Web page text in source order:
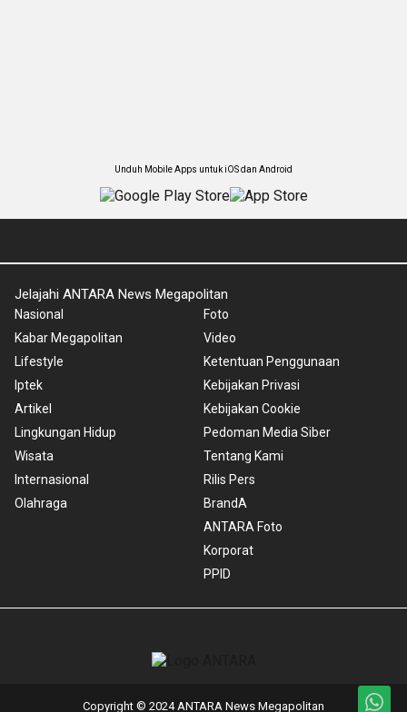
Unduh Mobile Apps untuk iOS dan Android
Jelajahi ANTARA News Megapolitan
Nasional
Kabar Megapolitan
Lifestyle
Iptek
Artikel
Lingkungan Hidup
Wisata
Internasional
Olahraga
Foto
Video
Ketentuan Penggunaan
Kebijakan Privasi
Kebijakan Cookie
Pedoman Media Siber
Tentang Kami
Rilis Pers
BrandA
ANTARA Foto
Korporat
PPID
Copyright © 2024 ANTARA News Megapolitan